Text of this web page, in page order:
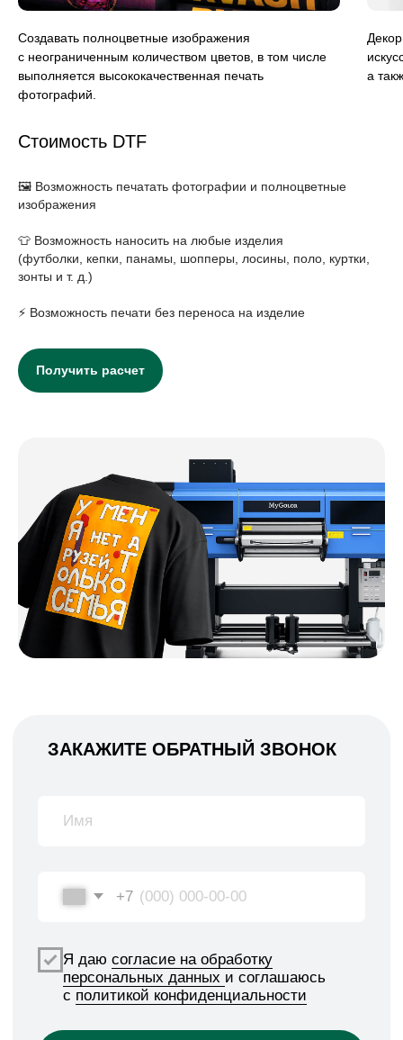
Создавать полноцветные изображения
с неограниченным количеством цветов, в том числе
выполняется высококачественная печать
фотографий.
а
Стоимость DTF
🖼️ Возможность печатать фотографии и полноцветные
изображения
👕 Возможность наносить на любые изделия
(футболки, кепки, панамы, шопперы, лосины, поло, куртки,
зонты и т. д.)
⚡ Возможность печати без переноса на изделие
Получить расчет